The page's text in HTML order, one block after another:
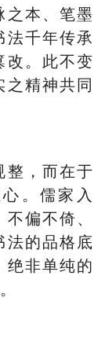
之本、笔墨
法千年传承
改。此不变
精神共同
整，而在于
。儒家入
偏不倚、
法的品格底
非单纯的